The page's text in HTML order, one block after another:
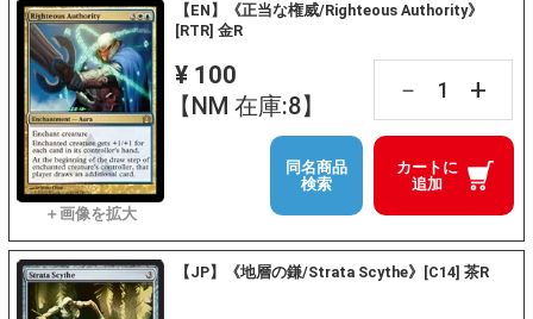
【EN】《正当な権威/Righteous Authority》
[RTR] 金R
¥ 100
【NM 在庫:8】
－ +
カートに
追加
同名商品
検索
【JP】《地層の鎌/Strata Scythe》[C14] 茶R